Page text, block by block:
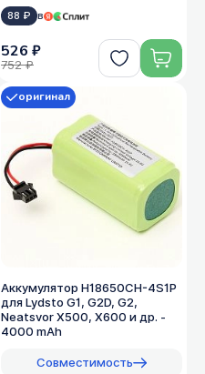
88 ₽ в
526 ₽
752 ₽
Аккумулятор H18650CH-4S1P
для Lydsto G1, G2D, G2,
Neatsvor X500, X600 и др. -
4000 mAh
Совместимость
оригинал